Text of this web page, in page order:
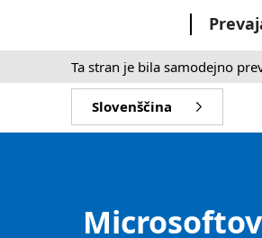
Ta stran je bila samodejno
Slovenščina